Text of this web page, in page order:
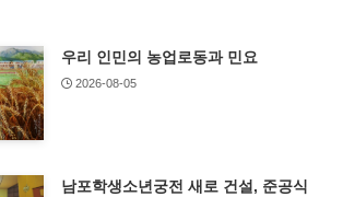
우리 인민의 농업로동과 민요
2026-08-05
남포학생소년궁전 새로 건설, 준공식